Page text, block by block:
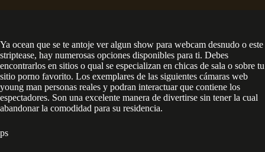
Ya ocean que se te antoje ver algun show para webcam desnudo o este
striptease, hay numerosas opciones disponibles para ti. Debes
encontrarlos en sitios o qual se especializan en chicas de sala o sobre tu
sitio porno favorito. Los exemplares de las siguientes cámaras web
young man personas reales y podran interactuar que contiene los
espectadores. Son una excelente manera de divertirse sin tener la cual
abandonar la comodidad para su residencia.
ps